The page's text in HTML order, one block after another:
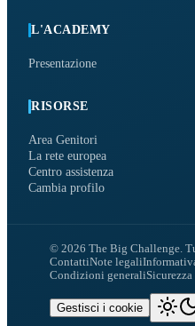
L'ACADEMY
Presentazione
RISORSE
Area Genitori
La rete europea
Centro assistenza
Cambia profilo
© 2026 The Big Challenge.
ContattiNote legali
Condizioni generali
Gestisci i cookie